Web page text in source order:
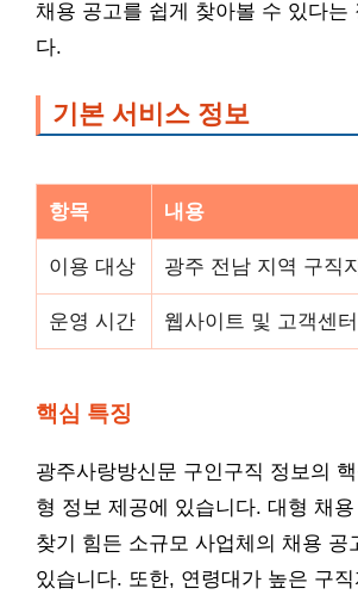
채용 공고를 쉽게 찾아볼 수 있다는
다.
기본 서비스 정보
항목 내용
이용 대상 광주 전남 지역 구직
운영 시간 웹사이트 및 고객센
핵심 특징
광주사랑방신문 구인구직 정보의
형 정보 제공에 있습니다. 대형 채
찾기 힘든 소규모 사업체의 채용 공
있습니다. 또한, 연령대가 높은 구